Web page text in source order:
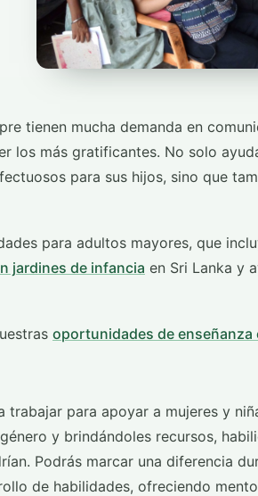
tienen mucha demanda en
los más gratificantes. No solo
para sus hijos, sino que
para adultos mayores, que
jardines de infancia en Sri Lanka y
oportunidades de enseñanza
trabajar para apoyar a mujeres y
y brindándoles recursos,
Podrás marcar una diferencia
de habilidades, ofreciendo